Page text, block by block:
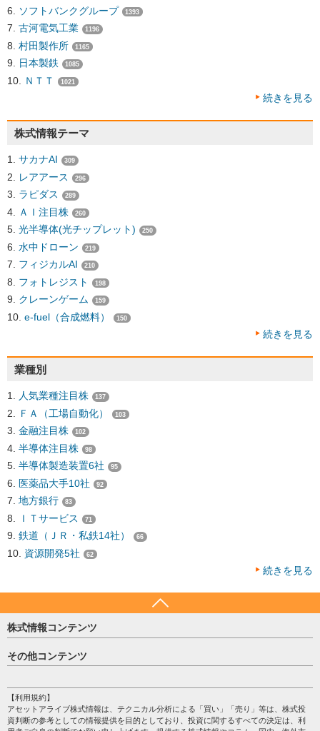
ソフトバンクグループ 1393
古河電気工業 1196
村田製作所 1165
日本製鉄 1085
ＮＴＴ 1021
続きを見る
株式情報テーマ
サカナAI 309
レアアース 296
ラピダス 289
ＡＩ注目株 260
光半導体(光チップレット) 250
水中ドローン 219
フィジカルAI 210
フォトレジスト 198
クレーンゲーム 159
e-fuel（合成燃料） 150
続きを見る
業種別
人気業種注目株 137
ＦＡ（工場自動化） 103
金融注目株 102
半導体注目株 98
半導体製造装置6社 95
医薬品大手10社 92
地方銀行 83
ＩＴサービス 71
鉄道（ＪＲ・私鉄14社） 66
資源開発5社 62
続きを見る
株式情報コンテンツ
日経平均
売買シグナル
株テーマ情報
海外市況
その他コンテンツ
個人情報保護方針
プライバシーポリシー
【利用規約】
アセットアライブ株式情報は、テクニカル分析による「買い」「売り」等は、株式投
資判断の参考としての情報提供を目的としており、投資に関するすべての決定は、利